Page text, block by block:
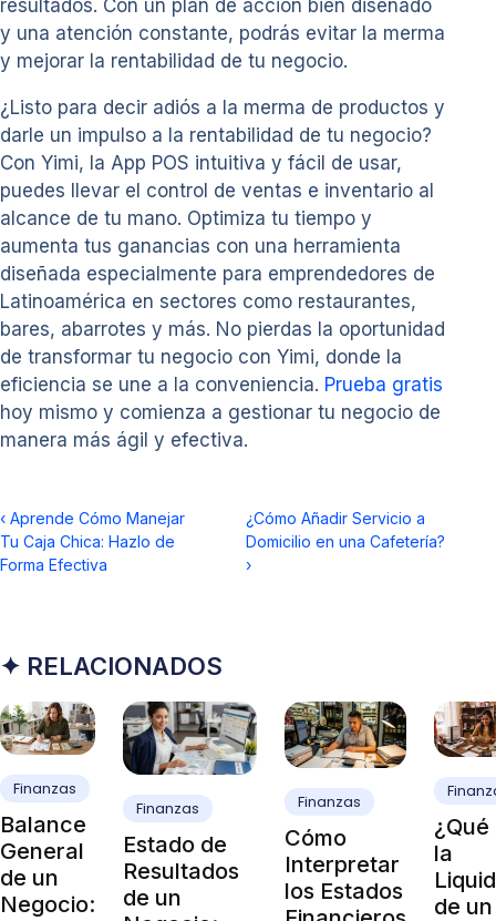
resultados. Con un plan de acción bien diseñado
y una atención constante, podrás evitar la merma
y mejorar la rentabilidad de tu negocio.
¿Listo para decir adiós a la merma de productos y
darle un impulso a la rentabilidad de tu negocio?
Con Yimi, la App POS intuitiva y fácil de usar,
puedes llevar el control de ventas e inventario al
alcance de tu mano. Optimiza tu tiempo y
aumenta tus ganancias con una herramienta
diseñada especialmente para emprendedores de
Latinoamérica en sectores como restaurantes,
bares, abarrotes y más. No pierdas la oportunidad
de transformar tu negocio con Yimi, donde la
eficiencia se une a la conveniencia. Prueba gratis
hoy mismo y comienza a gestionar tu negocio de
manera más ágil y efectiva.
‹ Aprende Cómo Manejar
Tu Caja Chica: Hazlo de
Forma Efectiva
¿Cómo Añadir Servicio a
Domicilio en una Cafetería?
›
✦ RELACIONADOS
Finanzas
Balance
General
de un
Negocio:
Finanzas
Estado de
Resultados
de un
Finanzas
Cómo
Interpretar
los Estados
¿Qué
la
de un